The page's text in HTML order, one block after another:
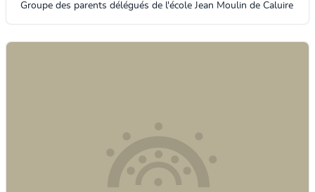
Groupe des parents délégués de l'école Jean Moulin de Caluire